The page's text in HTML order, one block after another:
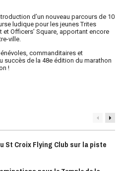
d’un nouveau parcours de 10
ludique pour les jeunes Trites
et Officers’ Square, apportant encore
ville.
commanditaires et
succès de la 48e édition du marathon
!
St Croix Flying Club sur la piste